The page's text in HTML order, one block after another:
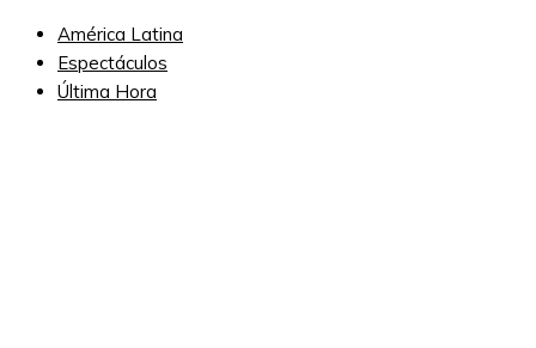
América Latina
Espectáculos
Última Hora